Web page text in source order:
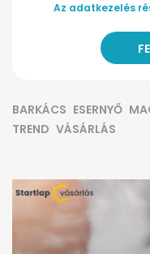
Az adatkezelés
BARKÁCS ESERNYŐ
TREND VÁSÁRLÁS